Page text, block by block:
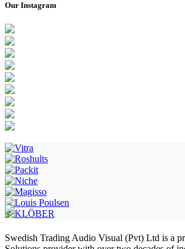
Our Instagram
Swedish Trading Audio Visual (Pvt) Ltd is a